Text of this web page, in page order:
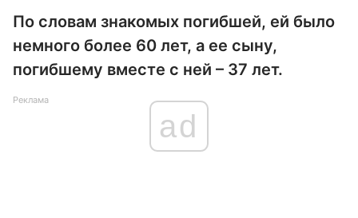
По словам знакомых погибшей, ей было
немного более 60 лет, а ее сыну,
погибшему вместе с ней – 37 лет.
Реклама
ad